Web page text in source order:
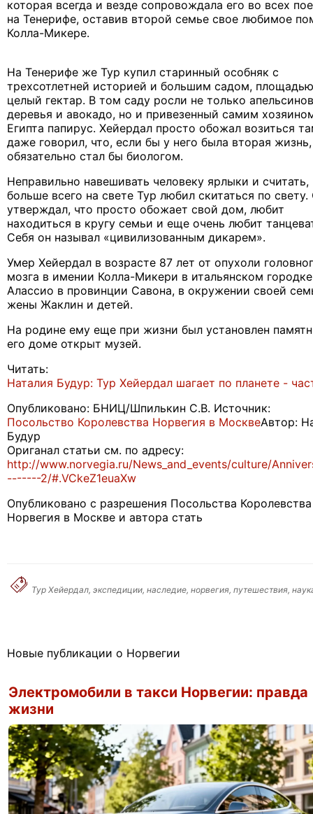
которая всегда и везде сопровождала его во всех
на Тенерифе, оставив второй семье свое любимое
Колла-Микере.
На Тенерифе же Тур купил старинный особняк с
трехсотлетней историей и большим садом,
целый гектар. В том саду росли не только
деревья и авокадо, но и привезенный самим
Египта папирус. Хейердал просто обожал возиться
даже говорил, что, если бы у него была вторая
обязательно стал бы биологом.
Неправильно навешивать человеку ярлыки и считать,
больше всего на свете Тур любил скитаться по
утверждал, что просто обожает свой дом, любит
находиться в кругу семьи и еще очень любит
Себя он называл «цивилизованным дикарем».
Умер Хейердал в возрасте 87 лет от опухоли
мозга в имении Колла-Микери в итальянском городке
Алассио в провинции Савона, в окружении своей
жены Жаклин и детей.
На родине ему еще при жизни был установлен
его доме открыт музей.
Читать:
Наталия Будур: Тур Хейердал шагает по планете -
Опубликовано: БНИЦ/Шпилькин С.В. Источник:
Посольство Королевства Норвегия в МосквеАвтор:
Будур
Ориганал статьи см. по адресу:
http://www.norvegia.ru/News_and_events/culture/
-------2/#.VCkeZ1euaXw
Опубликовано с разрешения Посольства Королевства
Норвегия в Москве и автора стать
Тур Хейердал, экспедиции, наследие, норвегия, путешествия,
Новые публикации о Норвегии
Электромобили в такси Норвегии: правда
жизни